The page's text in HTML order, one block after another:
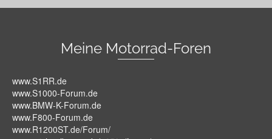
Meine Motorrad-Foren
www.S1RR.de
www.S1000-Forum.de
www.BMW-K-Forum.de
www.F800-Forum.de
www.R1200ST.de/Forum/